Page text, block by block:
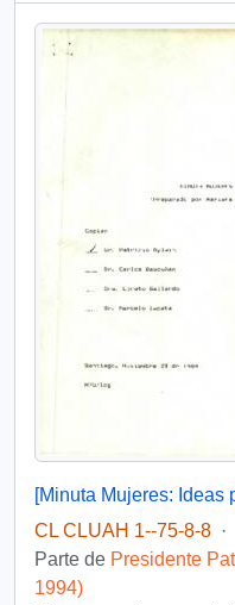
[Minuta Mujeres: Ideas
CL CLUAH 1--75-8-8 ·
Parte de Presidente
1994)